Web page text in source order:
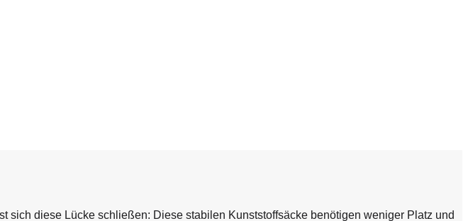
diese Lücke schließen: Diese stabilen Kunststoffsäcke benötigen weniger Platz und